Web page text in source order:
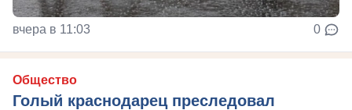
вчера в 11:03 0
Общество
Голый краснодарец преследовал